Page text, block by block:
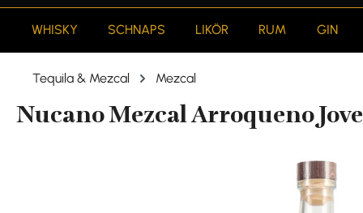
WHISKY SCHNAPS LIKÖR RUM GIN
Tequila & Mezcal Mezcal
Nucano Mezcal Arroqueno